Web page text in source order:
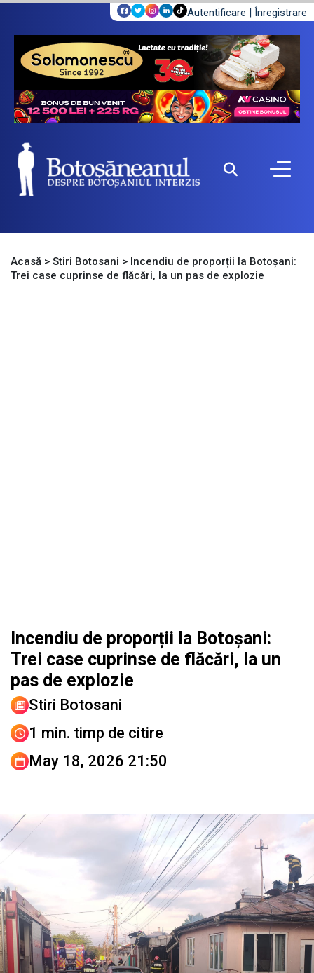
Autentificare | Înregistrare
Acasă > Stiri Botosani > Incendiu de proporții la Botoșani:
Trei case cuprinse de flăcări, la un pas de explozie
Incendiu de proporții la Botoșani:
Trei case cuprinse de flăcări, la un
pas de explozie
Stiri Botosani
1 min. timp de citire
May 18, 2026 21:50